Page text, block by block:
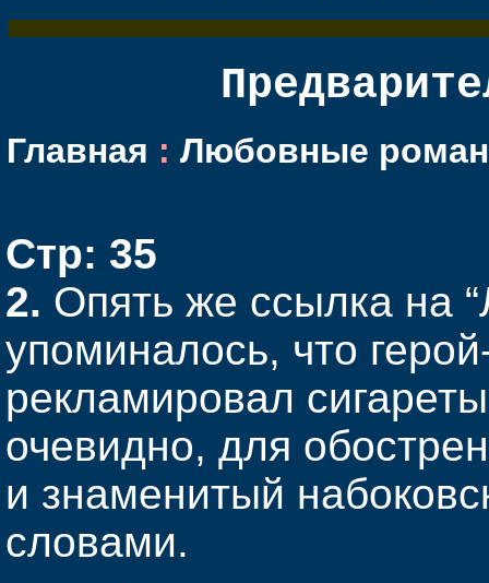
Главная : Любовные
Стр: 35
2. Опять же ссылка на
упоминалось, что
рекламировал
очевидно, для
и знаменитый
словами.